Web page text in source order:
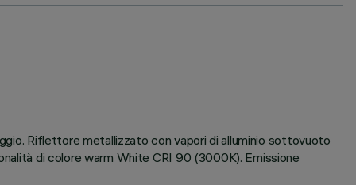
Riflettore metallizzato con vapori di alluminio sottovuoto
di colore warm White CRI 90 (3000K). Emissione